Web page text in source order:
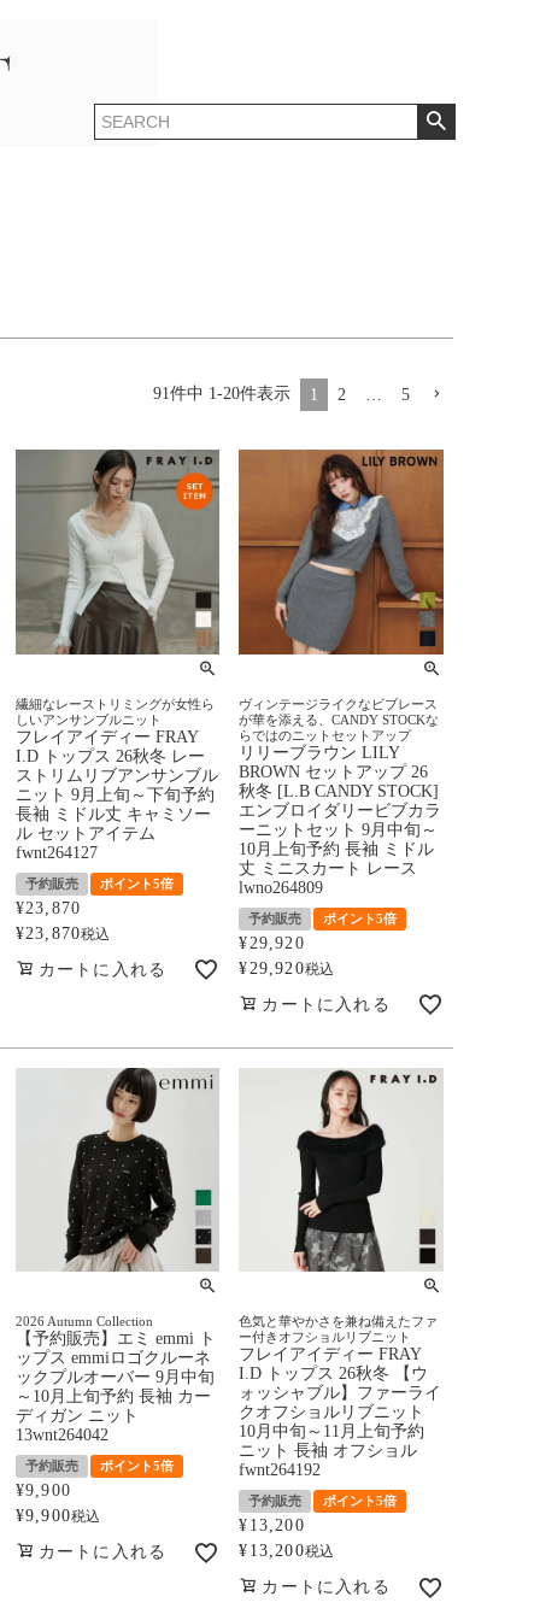
91件中 1-20件表示 1 2 5
繊細なレーストリミングが女性ら
しいアンサンブルニット
フレイアイディー FRAY
I.D トップス 26秋冬 レー
ストリムリブアンサンブル
ニット 9月上旬～下旬予約
長袖 ミドル丈 キャミソー
ル セットアイテム
fwnt264127
予約販売 ポイント5倍
¥23,870
¥23,870税込
カートに入れる
ヴィンテージライクなビブレース
が華を添える、CANDY STOCKな
らではのニットセットアップ
リリーブラウン LILY
BROWN セットアップ 26
秋冬 [L.B CANDY STOCK]
エンブロイダリービブカラ
ーニットセット 9月中旬～
10月上旬予約 長袖 ミドル
丈 ミニスカート レース
lwno264809
予約販売 ポイント5倍
¥ 29,920
¥ 29,920税込
カートに入れる
2026 Autumn Collection
【予約販売】エミ emmi ト
ップス emmiロゴクルーネ
ックプルオーバー 9月中旬
～10月上旬予約 長袖 カー
ディガン ニット
13wnt264042
予約販売 ポイント5倍
¥9,900
¥9,900税込
カートに入れる
色気と華やかさを兼ね備えたファ
ー付きオフショルリブニット
フレイアイディー FRAY
I.D トップス 26秋冬 【ウ
ォッシャブル】ファーライ
クオフショルリブニット
10月中旬～11月上旬予約
ニット 長袖 オフショル
fwnt264192
予約販売 ポイント5倍
¥ 13,200
¥ 13,200税込
カートに入れる